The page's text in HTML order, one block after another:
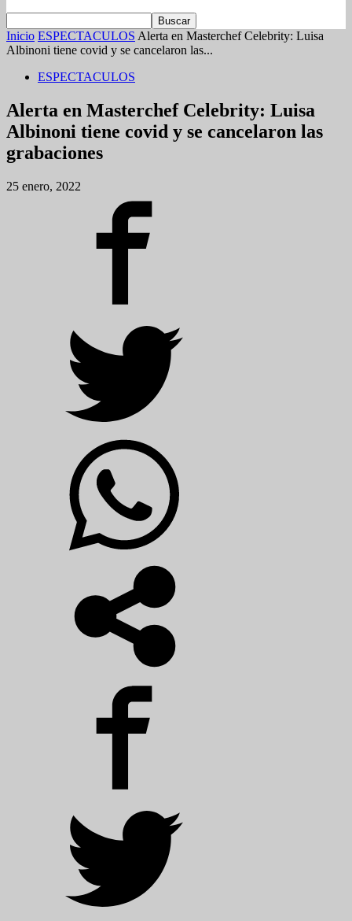
Inicio ESPECTACULOS Alerta en Masterchef Celebrity: Luisa
Albinoni tiene covid y se cancelaron las...
ESPECTACULOS
Alerta en Masterchef Celebrity: Luisa
Albinoni tiene covid y se cancelaron las
grabaciones
25 enero, 2022